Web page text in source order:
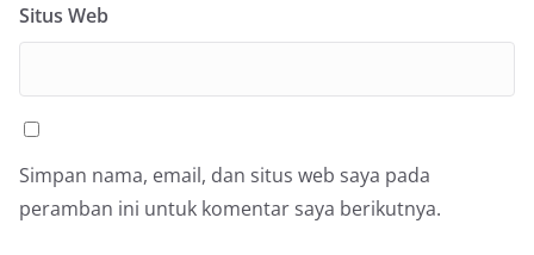
Situs Web
Simpan nama, email, dan situs web saya pada
peramban ini untuk komentar saya berikutnya.